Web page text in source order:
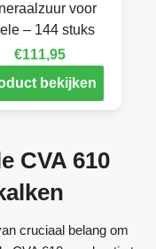
voor
– 144 stuks
€111,95
bekijken
CVA 610
cruciaal belang om